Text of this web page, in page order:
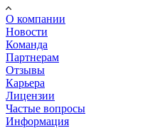
О компании
Новости
Команда
Партнерам
Отзывы
Карьера
Лицензии
Частые вопросы
Информация